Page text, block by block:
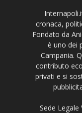
cronaca,
Fondato da
è uno dei
Campania.
contributo
privati e si
Sede Legale